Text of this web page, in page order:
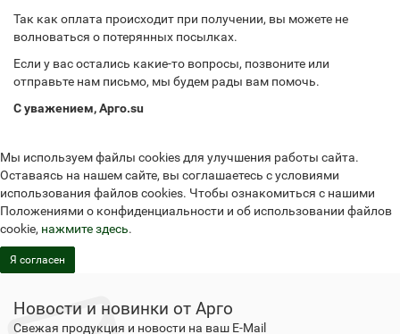
Так как оплата происходит при получении, вы можете не
волноваться о потерянных посылках.
Если у вас остались какие-то вопросы, позвоните или
отправьте нам письмо, мы будем рады вам помочь.
С уважением, Арго.su
Мы используем файлы cookies для улучшения работы сайта.
Оставаясь на нашем сайте, вы соглашаетесь с условиями
использования файлов cookies. Чтобы ознакомиться с нашими
Положениями о конфиденциальности и об использовании файлов
cookie, нажмите здесь.
Я согласен
Новости и новинки от Арго
Свежая продукция и новости на ваш E-Mail